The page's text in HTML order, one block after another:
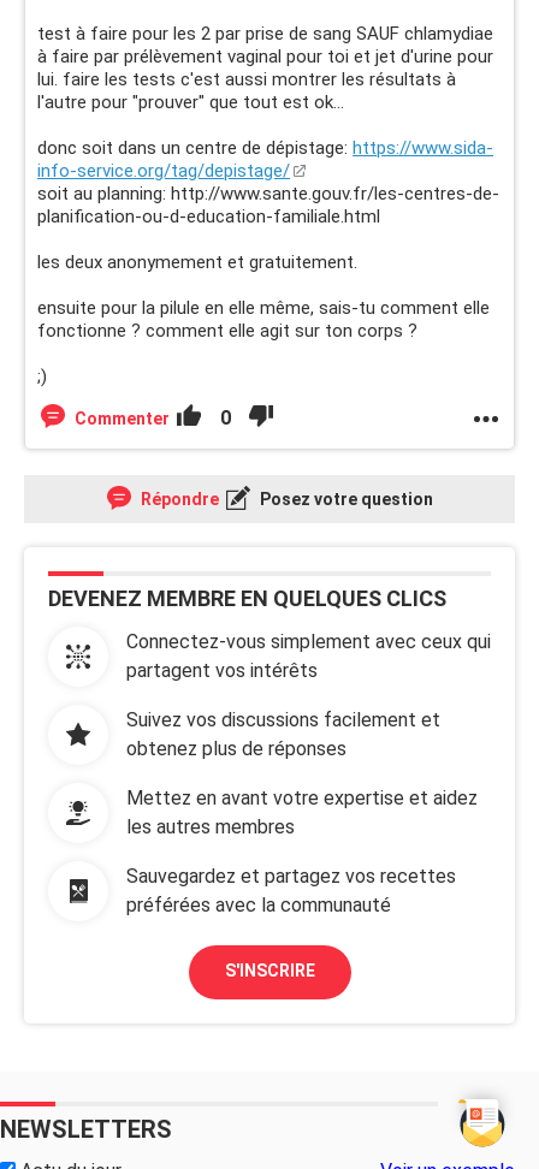
test à faire pour les 2 par prise de sang SAUF chlamydiae
à faire par prélèvement vaginal pour toi et jet d'urine pour
lui. faire les tests c'est aussi montrer les résultats à
l'autre pour "prouver" que tout est ok...
donc soit dans un centre de dépistage: https://www.sida-
info-service.org/tag/depistage/
soit au planning: http://www.sante.gouv.fr/les-centres-de-
planification-ou-d-education-familiale.html
les deux anonymement et gratuitement.
ensuite pour la pilule en elle même, sais-tu comment elle
fonctionne ? comment elle agit sur ton corps ?
;)
Commenter 0
Répondre Posez votre question
DEVENEZ MEMBRE EN QUELQUES CLICS
Connectez-vous simplement avec ceux qui
partagent vos intérêts
Suivez vos discussions facilement et
obtenez plus de réponses
Mettez en avant votre expertise et aidez
les autres membres
Sauvegardez et partagez vos recettes
préférées avec la communauté
S'INSCRIRE
NEWSLETTERS